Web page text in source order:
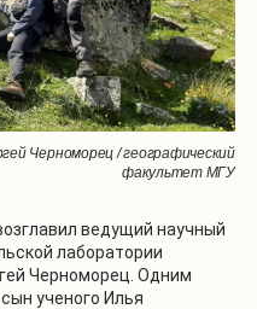
Черноморец / географический
факультет МГУ
ведущий научный
лаборатории
Черноморец. Одним
ученого Илья